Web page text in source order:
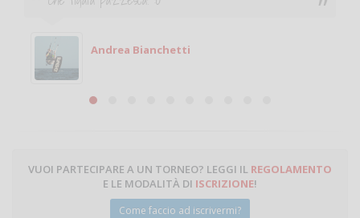
giocare. Se sei in zona e puoi giocare fammi sapere.
Michele
Michele Miglionico
VUOI PARTECIPARE A UN TORNEO? LEGGI IL REGOLAMENTO
E LE MODALITÀ DI ISCRIZIONE!
Come faccio ad iscrivermi?